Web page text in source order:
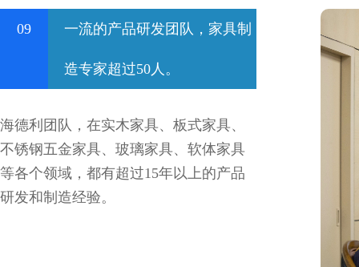
09 一流的产品研发团队，家具制
造专家超过50人。
海德利团队，在实木家具、板式家具、
不锈钢五金家具、玻璃家具、软体家具
等各个领域，都有超过15年以上的产品
研发和制造经验。